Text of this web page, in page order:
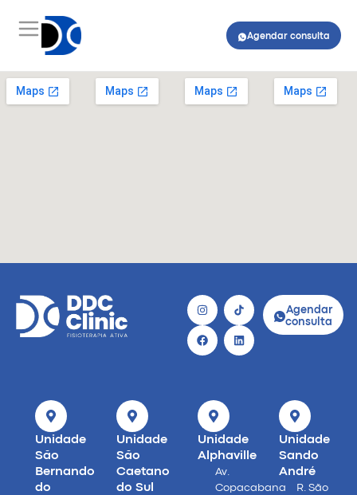
Agendar consulta
Agendar
consulta
Unidade
São
Bernando
do
Unidade
São
Caetano
do Sul
Unidade
Alphaville
Av.
Copacabana
Unidade
Sando
André
R. São